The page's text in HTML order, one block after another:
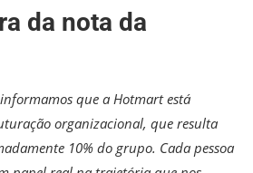
da nota da
que a Hotmart está
organizacional, que resulta
10% do grupo. Cada pessoa